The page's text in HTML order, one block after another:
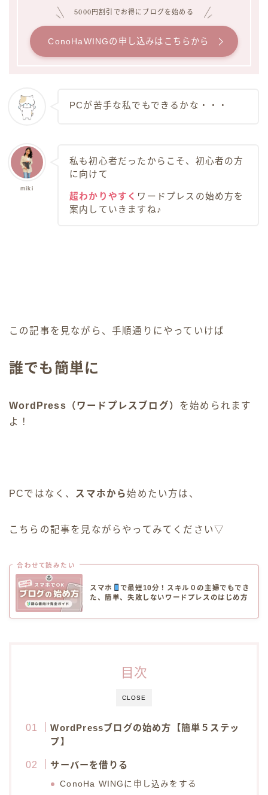
5000円割引でお得にブログを始める
ConoHaWINGの申し込みはこちらから
PCが苦手な私でもできるかな・・・
miki
私も初心者だったからこそ、初心者の方
に向けて
超わかりやすく ワードプレスの始め方を
案内していきますね♪
この記事を見ながら、手順通りにやっていけば
誰でも簡単に
WordPress（ワードプレスブログ） を始められます
よ！
PCではなく、 スマホから始めたい方は、
こちらの記事を見ながらやってみてください▽
合わせて読みたい
スマホ
で最短10分！スキル０の主婦でもでき
た、簡単、失敗しないワードプレスのはじめ方
CLOSE
目次
WordPressブログの始め方【簡単５ステッ
プ】
サーバーを借りる
ConoHa WINGに申し込みをする